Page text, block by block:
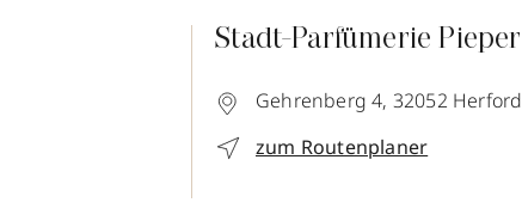
Stadt-Parfümerie Pieper
Gehrenberg 4, 32052 Herford
zum Routenplaner